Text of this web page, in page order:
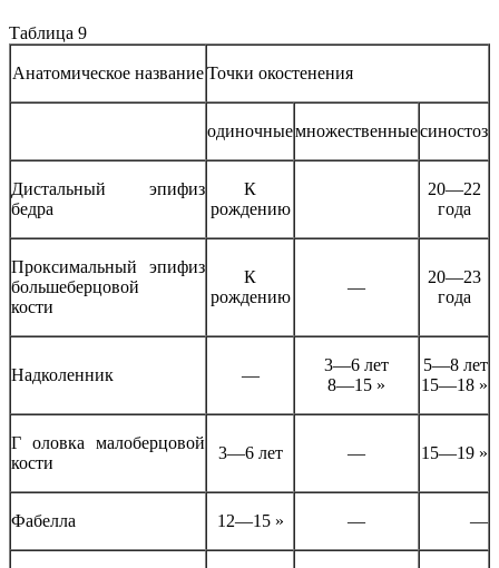
Таблица 9
Анатомическое названиеТочки окостенения
одиночныемножественныесиностоз
Дистальный эпифиз
бедра
К
рождению
20—22
года
Проксимальный эпифиз
большеберцовой
кости
К
рождению
—
20—23
года
Надколенник —
3—6 лет
8—15 »
5—8 лет
15—18 »
Г оловка малоберцовой
кости
3—6 лет — 15—19 »
Фабелла 12—15 » — —